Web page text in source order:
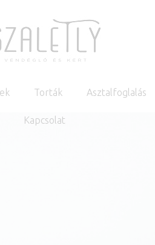
Torták Asztalfoglalás
Kapcsolat